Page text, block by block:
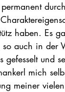
haben. Es
auch in der
gefesselt und
mich
meiner